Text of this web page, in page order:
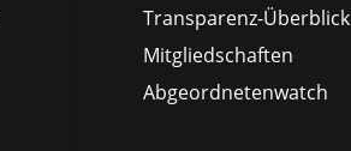
Transparenz-Überblick
Mitgliedschaften
Abgeordnetenwatch